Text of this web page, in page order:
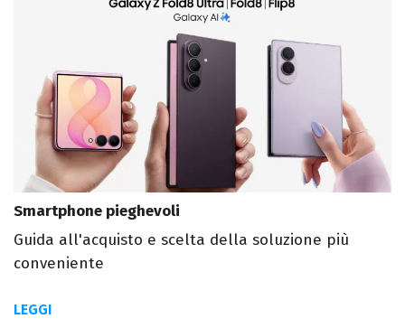
Smartphone pieghevoli
Guida all'acquisto e scelta della soluzione più
conveniente
LEGGI